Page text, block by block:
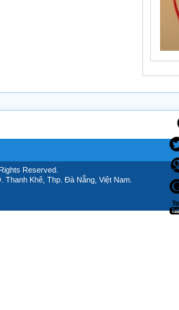
Reserved.
Thanh Khê, Thp. Đà Nẵng, Việt Nam.